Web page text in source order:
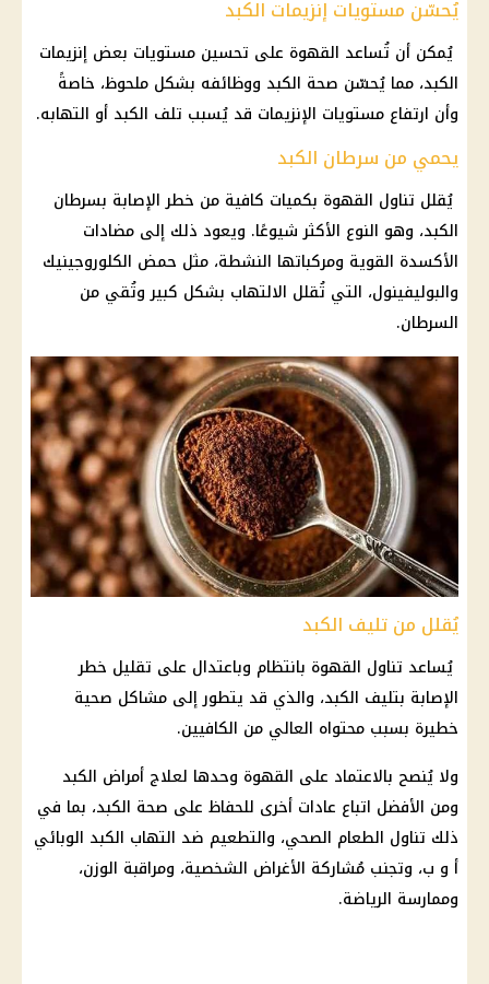
يُحسّن مستويات إنزيمات الكبد
يُمكن أن تُساعد القهوة على تحسين مستويات بعض إنزيمات
الكبد، مما يُحسّن صحة الكبد ووظائفه بشكل ملحوظ، خاصةً
وأن ارتفاع مستويات الإنزيمات قد يُسبب تلف الكبد أو التهابه.
يحمي من سرطان الكبد
يُقلل تناول القهوة بكميات كافية من خطر الإصابة بسرطان
الكبد، وهو النوع الأكثر شيوعًا. ويعود ذلك إلى مضادات
الأكسدة القوية ومركباتها النشطة، مثل حمض الكلوروجينيك
والبوليفينول، التي تُقلل الالتهاب بشكل كبير وتُقي من
السرطان.
يُقلل من تليف الكبد
يُساعد تناول القهوة بانتظام وباعتدال على تقليل خطر
الإصابة بتليف الكبد، والذي قد يتطور إلى مشاكل صحية
خطيرة بسبب محتواه العالي من الكافيين.
ولا يُنصح بالاعتماد على القهوة وحدها لعلاج أمراض الكبد
ومن الأفضل اتباع عادات أخرى للحفاظ على صحة الكبد، بما في
ذلك تناول الطعام الصحي، والتطعيم ضد التهاب الكبد الوبائي
أ و ب، وتجنب مُشاركة الأغراض الشخصية، ومراقبة الوزن،
وممارسة الرياضة.